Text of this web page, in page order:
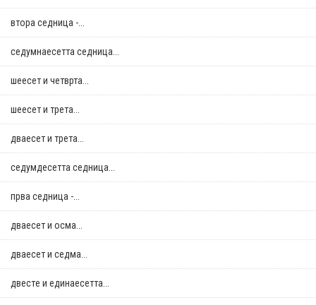
втора седница -...
седумнаесетта седница...
шеесет и четврта...
шеесет и трета...
дваесет и трета...
седумдесетта седница...
прва седница -...
дваесет и осма...
дваесет и седма...
двестe и единаесетта...